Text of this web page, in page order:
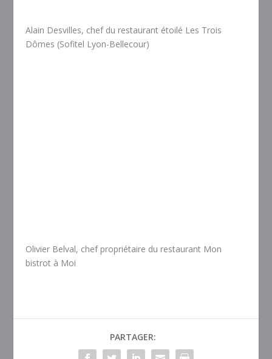
Alain Desvilles, chef du restaurant étoilé Les Trois
Dômes (Sofitel Lyon-Bellecour)
Olivier Belval, chef propriétaire du restaurant Mon
bistrot à Moi
PARTAGER: